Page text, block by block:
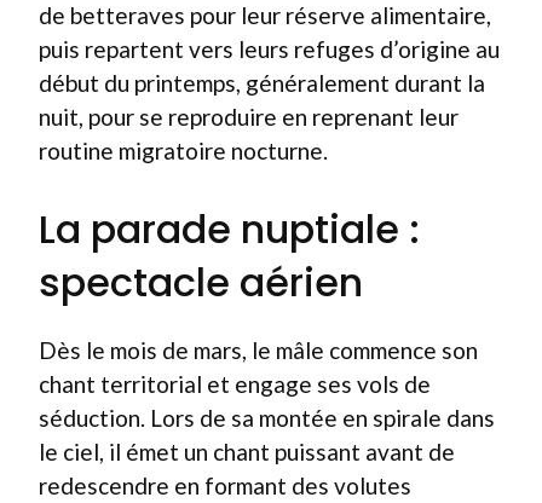
de betteraves pour leur réserve alimentaire,
puis repartent vers leurs refuges d’origine au
début du printemps, généralement durant la
nuit, pour se reproduire en reprenant leur
routine migratoire nocturne.
La parade nuptiale :
spectacle aérien
Dès le mois de mars, le mâle commence son
chant territorial et engage ses vols de
séduction. Lors de sa montée en spirale dans
le ciel, il émet un chant puissant avant de
redescendre en formant des volutes